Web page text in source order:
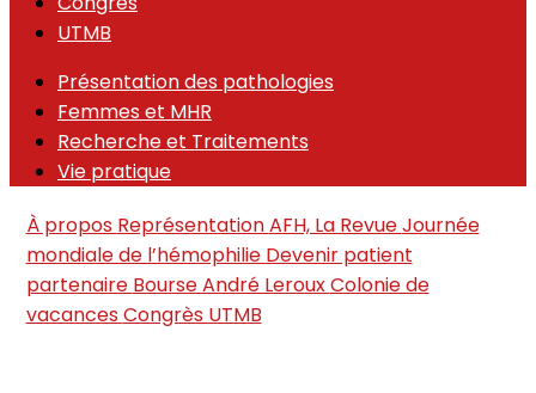
UTMB
Présentation des pathologies
Femmes et MHR
Recherche et Traitements
Vie pratique
À propos ReprésentationAFH, La RevueJournée
mondiale de l’hémophilie Devenir patient
partenaire Bourse André LerouxColonie de
vacancesCongrès UTMB